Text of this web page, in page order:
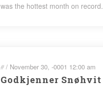
was the hottest month on record.
#/ November 30, -0001 12:00 am
Godkjenner Snøhvit